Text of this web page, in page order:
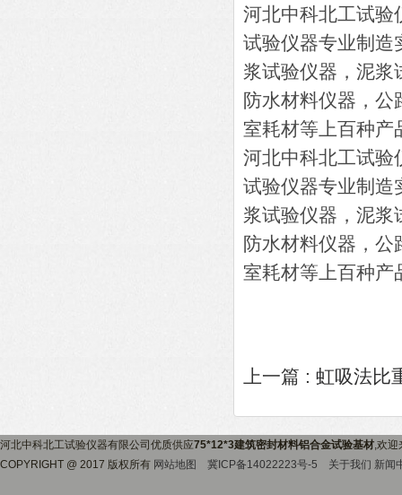
河北中科北工试验
试验仪器专业制造
浆试验仪器，泥浆
防水材料仪器，
室耗材等上百种产
河北中科北工试验
试验仪器专业制造
浆试验仪器，泥浆
防水材料仪器，
室耗材等上百种产
上一篇 : 虹吸法比
河北中科北工试验仪器有限公司优质供应75*12*3建筑密封材料铝合金试验基材,欢迎
COPYRIGHT @ 2017 版权所有 网站地图 冀ICP备14022223号-5 关于我们 新闻